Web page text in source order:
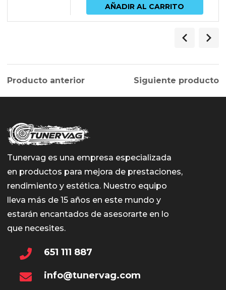
AÑADIR AL CARRITO
Producto anterior Siguiente producto
Tunervag es una empresa especializada
en productos para mejora de prestaciones,
rendimiento y estética. Nuestro equipo
lleva más de 15 años en este mundo y
estarán encantados de asesorarte en lo
que necesites.
651 111 887
info@tunervag.com